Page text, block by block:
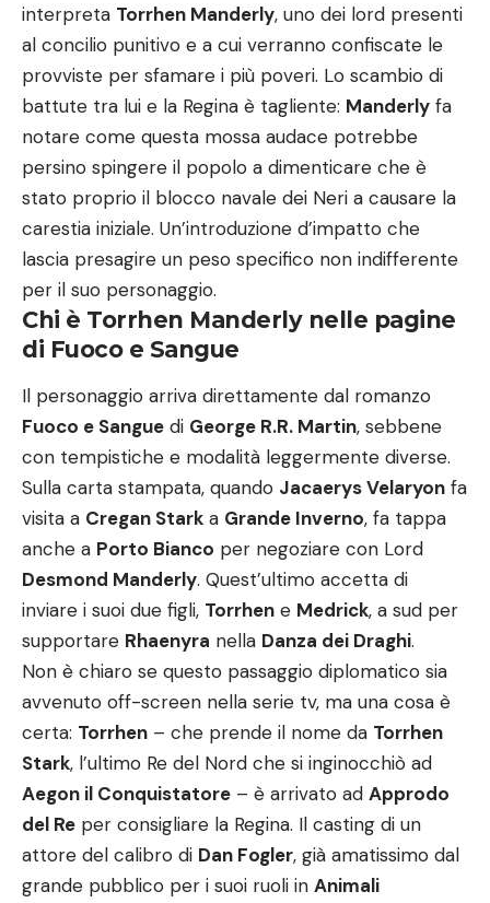
interpreta Torrhen Manderly, uno dei lord presenti
al concilio punitivo e a cui verranno confiscate le
provviste per sfamare i più poveri. Lo scambio di
battute tra lui e la Regina è tagliente: Manderly fa
notare come questa mossa audace potrebbe
persino spingere il popolo a dimenticare che è
stato proprio il blocco navale dei Neri a causare la
carestia iniziale. Un’introduzione d’impatto che
lascia presagire un peso specifico non indifferente
per il suo personaggio.
Chi è Torrhen Manderly nelle pagine
di Fuoco e Sangue
Il personaggio arriva direttamente dal romanzo
Fuoco e Sangue di George R.R. Martin, sebbene
con tempistiche e modalità leggermente diverse.
Sulla carta stampata, quando Jacaerys Velaryon fa
visita a Cregan Stark a Grande Inverno, fa tappa
anche a Porto Bianco per negoziare con Lord
Desmond Manderly. Quest’ultimo accetta di
inviare i suoi due figli, Torrhen e Medrick, a sud per
supportare Rhaenyra nella Danza dei Draghi.
Non è chiaro se questo passaggio diplomatico sia
avvenuto off-screen nella serie tv, ma una cosa è
certa: Torrhen – che prende il nome da Torrhen
Stark, l’ultimo Re del Nord che si inginocchiò ad
Aegon il Conquistatore – è arrivato ad Approdo
del Re per consigliare la Regina. Il casting di un
attore del calibro di Dan Fogler, già amatissimo dal
grande pubblico per i suoi ruoli in Animali